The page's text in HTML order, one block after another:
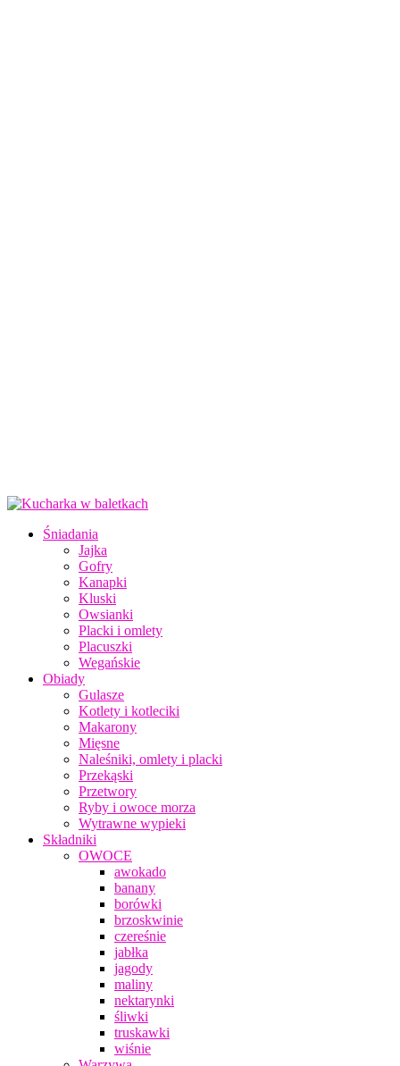
Śniadania
Jajka
Gofry
Kanapki
Kluski
Owsianki
Placki i omlety
Placuszki
Wegańskie
Obiady
Gulasze
Kotlety i kotleciki
Makarony
Mięsne
Naleśniki, omlety i placki
Przekąski
Przetwory
Ryby i owoce morza
Wytrawne wypieki
Składniki
OWOCE
awokado
banany
borówki
brzoskwinie
czereśnie
jabłka
jagody
maliny
nektarynki
śliwki
truskawki
wiśnie